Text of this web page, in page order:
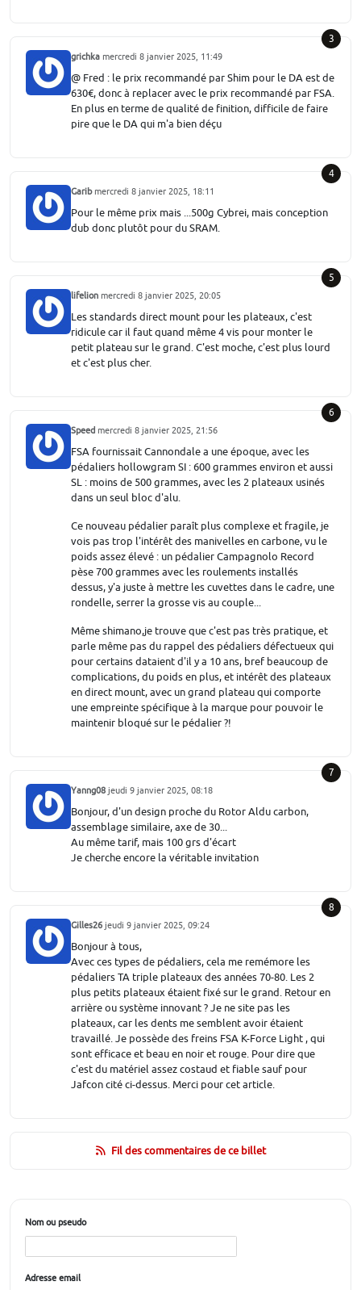
3
grichka mercredi 8 janvier 2025, 11:49
@ Fred : le prix recommandé par Shim pour le DA est de
630€, donc à replacer avec le prix recommandé par FSA.
En plus en terme de qualité de finition, difficile de faire
pire que le DA qui m'a bien déçu
4
Garibmercredi 8 janvier 2025, 18:11
Pour le même prix mais ...500g Cybrei, mais conception
dub donc plutôt pour du SRAM.
5
lifelion mercredi 8 janvier 2025, 20:05
Les standards direct mount pour les plateaux, c'est
ridicule car il faut quand même 4 vis pour monter le
petit plateau sur le grand. C'est moche, c'est plus lourd
et c'est plus cher.
6
Speed mercredi 8 janvier 2025, 21:56
FSA fournissait Cannondale a une époque, avec les
pédaliers hollowgram SI : 600 grammes environ et aussi
SL : moins de 500 grammes, avec les 2 plateaux usinés
dans un seul bloc d'alu.
Ce nouveau pédalier paraît plus complexe et fragile, je
vois pas trop l'intérêt des manivelles en carbone, vu le
poids assez élevé : un pédalier Campagnolo Record
pèse 700 grammes avec les roulements installés
dessus, y'a juste à mettre les cuvettes dans le cadre, une
rondelle, serrer la grosse vis au couple...
Même shimano,je trouve que c'est pas très pratique, et
parle même pas du rappel des pédaliers défectueux qui
pour certains dataient d'il y a 10 ans, bref beaucoup de
complications, du poids en plus, et intérêt des plateaux
en direct mount, avec un grand plateau qui comporte
une empreinte spécifique à la marque pour pouvoir le
maintenir bloqué sur le pédalier ?!
7
Yanng08 jeudi 9 janvier 2025, 08:18
Bonjour, d'un design proche du Rotor Aldu carbon,
assemblage similaire, axe de 30...
Au même tarif, mais 100 grs d'écart
Je cherche encore la véritable invitation
8
Gilles26 jeudi 9 janvier 2025, 09:24
Bonjour à tous,
Avec ces types de pédaliers, cela me remémore les
pédaliers TA triple plateaux des années 70-80. Les 2
plus petits plateaux étaient fixé sur le grand. Retour en
arrière ou système innovant ? Je ne site pas les
plateaux, car les dents me semblent avoir étaient
travaillé. Je possède des freins FSA K-Force Light , qui
sont efficace et beau en noir et rouge. Pour dire que
c'est du matériel assez costaud et fiable sauf pour
Jafcon cité ci-dessus. Merci pour cet article.
Fil des commentaires de ce billet
Nom ou pseudo
Adresse email